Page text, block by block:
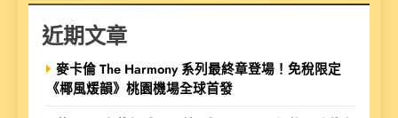
近期文章
麥卡倫 The Harmony 系列最終章登場！免稅限定
《椰風煖韻》桃園機場全球首發